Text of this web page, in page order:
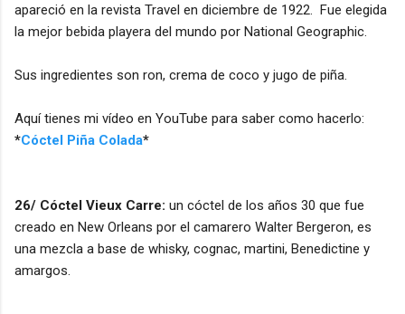
apareció en la revista Travel en diciembre de 1922. Fue elegida
la mejor bebida playera del mundo por National Geographic.
Sus ingredientes son ron, crema de coco y jugo de piña.
Aquí tienes mi vídeo en YouTube para saber como hacerlo:
*Cóctel Piña Colada*
26/ Cóctel Vieux Carre: un cóctel de los años 30 que fue
creado en New Orleans por el camarero Walter Bergeron, es
una mezcla a base de whisky, cognac, martini, Benedictine y
amargos.